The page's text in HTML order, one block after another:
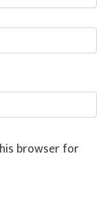
browser for